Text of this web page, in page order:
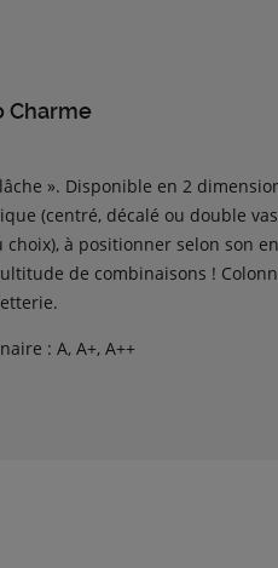
Charme
». Disponible en 2
(centré, décalé ou double
à positionner selon son
de combinaisons !
: A, A+, A++